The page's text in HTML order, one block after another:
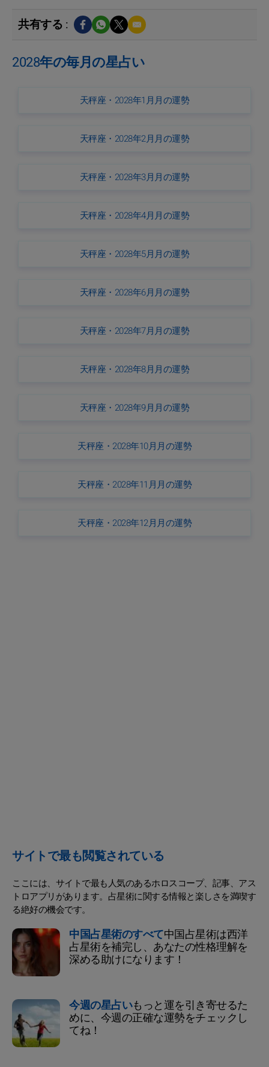
共有する :
2028年の毎月の星占い
天秤座・2028年1月月の運勢
天秤座・2028年2月月の運勢
天秤座・2028年3月月の運勢
天秤座・2028年4月月の運勢
天秤座・2028年5月月の運勢
天秤座・2028年6月月の運勢
天秤座・2028年7月月の運勢
天秤座・2028年8月月の運勢
天秤座・2028年9月月の運勢
天秤座・2028年10月月の運勢
天秤座・2028年11月月の運勢
天秤座・2028年12月月の運勢
サイトで最も閲覧されている
ここには、サイトで最も人気のあるホロスコープ、記事、アス
トロアプリがあります。占星術に関する情報と楽しさを満喫す
る絶好の機会です。
中国占星術のすべて中国占星術は西洋
占星術を補完し、あなたの性格理解を
深める助けになります！
今週の星占いもっと運を引き寄せるた
めに、今週の正確な運勢をチェックし
てね！